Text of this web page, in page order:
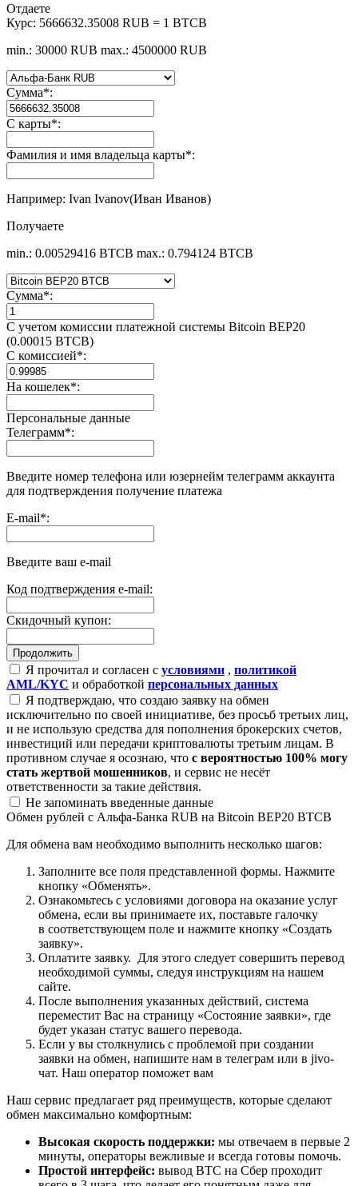
Отдаете
Курс: 5666632.35008 RUB = 1 BTCB
min.: 30000 RUB max.: 4500000 RUB
Сумма*:
С карты*:
Фамилия и имя владельца карты*:
Например: Ivan Ivanov(Иван Иванов)
Получаете
min.: 0.00529416 BTCB max.: 0.794124 BTCB
Сумма*:
С учетом комиссии платежной системы Bitcoin BEP20
(0.00015 BTCB)
С комиссией*:
На кошелек*:
Персональные данные
Телеграмм*:
Введите номер телефона или юзернейм телеграмм аккаунта
для подтверждения получение платежа
E-mail*:
Введите ваш e-mail
Код подтверждения e-mail:
Скидочный купон:
Я прочитал и согласен с условиями , политикой
AML/KYC и обработкой персональных данных
Я подтверждаю, что создаю заявку на обмен
исключительно по своей инициативе, без просьб третьих лиц,
и не использую средства для пополнения брокерских счетов,
инвестиций или передачи криптовалюты третьим лицам. В
противном случае я осознаю, что с вероятностью 100% могу
стать жертвой мошенников, и сервис не несёт
ответственности за такие действия.
Не запоминать введенные данные
Обмен рублей с Альфа-Банка RUB на Bitcoin BEP20 BTCB
Для обмена вам необходимо выполнить несколько шагов:
Заполните все поля представленной формы. Нажмите
кнопку «Обменять».
Ознакомьтесь с условиями договора на оказание услуг
обмена, если вы принимаете их, поставьте галочку
в соответствующем поле и нажмите кнопку «Создать
заявку».
Оплатите заявку. Для этого следует совершить перевод
необходимой суммы, следуя инструкциям на нашем
сайте.
После выполнения указанных действий, система
переместит Вас на страницу «Состояние заявки», где
будет указан статус вашего перевода.
Если у вы столкнулись с проблемой при создании
заявки на обмен, напишите нам в телеграм или в jivo-
чат. Наш оператор поможет вам
Наш сервис предлагает ряд преимуществ, которые сделают
обмен максимально комфортным:
Высокая скорость поддержки: мы отвечаем в первые 2
минуты, операторы вежливые и всегда готовы помочь.
Простой интерфейс: вывод BTC на Сбер проходит